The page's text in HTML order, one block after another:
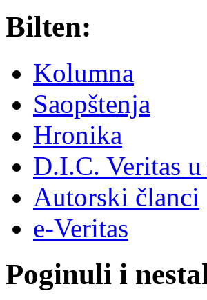
Bilten:
Kolumna
Saopštenja
Hronika
D.I.C. Veritas
Autorski članci
e-Veritas
Poginuli i